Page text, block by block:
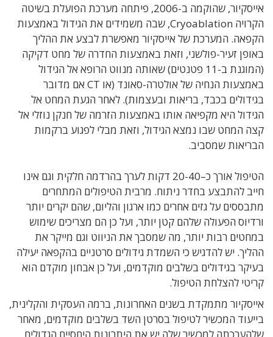
אייסקיור, שהוקמה ב-2006, פיתחה מערכת הפועלת בשיטה
הקרויה Cryoablation, שבה משמידים את הגידול באמצעות
הקפאה. המערכת של אייסקיור מאפשרת לבצע את ההליך
באופן זעיר-פולשני, וזאת באמצעות החדרה של מחט דקיקה
(המוגנת ב-11 פטנטים) שאותה מנווט הרופא אל הגידול
באמצעות הנחיה של אולטרה-סאונד (או CT אם מדובר
בגידולים בכבד, בריאות ובעצמות). לאחר הגעת המחט אל
הגידול היא מקפיאה אותו באמצעות הזרמה של חנקן נוזלי אל
קצה המחט שבו נמצא הגידול, וזאת מבלי לפגוע ברקמות
הבריאות שמסביב.
הטיפול אורך כ–20-40 דקות לערך בהרדמה חלקית וגם אינו
חייב להתבצע בחדר ניתוח. מרבית הטיפולים המתחרים
מתבססים על גזים אחרים כמו ארגון והליום, שהם יקרים יותר
ורדיוס הפעולה שלהם קטן יותר, ועל כן הם מצריכים שימוש
במחטים רבות יותר, מה שמסבך את הניווט וגם מייקר את
ההליך. יש להדגיש כי השמדת גידולים סרטניים בהקפאה יעילה
בעיקר בגידולים בשלבים מוקדמים, ועל כן אבחון מוקדם הוא
קריטי להצלחת הטיפול.
אייסקיור מתמקדת בשנים האחרונות, ברמה העסקית והקלינית,
בייעוד המכשיר לטיפול בסרטן השד בשלבים מוקדמים, מאחר
שלהערכתה למכשיר שלה יש את היתרונות היחסיים הגדולים